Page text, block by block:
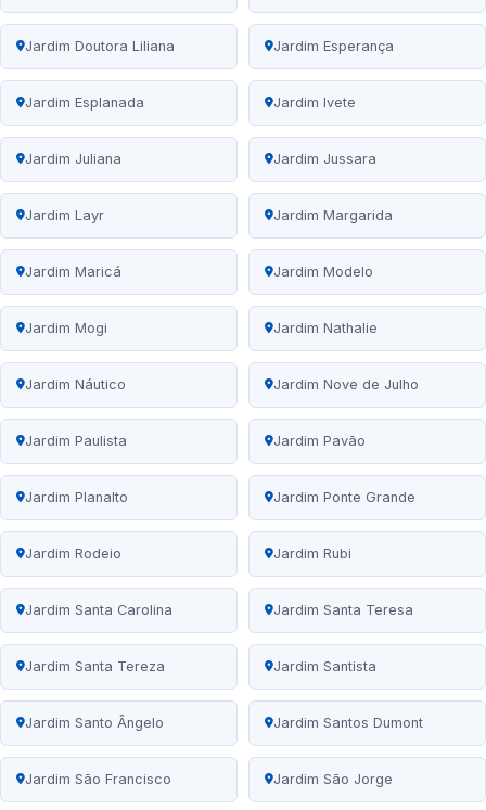
Jardim Doutora Liliana Jardim Esperança
Jardim Esplanada Jardim Ivete
Jardim Juliana Jardim Jussara
Jardim Layr Jardim Margarida
Jardim Maricá Jardim Modelo
Jardim Mogi Jardim Nathalie
Jardim Náutico Jardim Nove de Julho
Jardim Paulista Jardim Pavão
Jardim Planalto Jardim Ponte Grande
Jardim Rodeio Jardim Rubi
Jardim Santa Carolina Jardim Santa Teresa
Jardim Santa Tereza Jardim Santista
Jardim Santo Ângelo Jardim Santos Dumont
Jardim São Francisco Jardim São Jorge